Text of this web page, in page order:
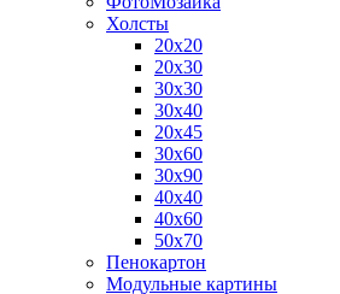
Холсты
20х20
20х30
30х30
30х40
20х45
30х60
30х90
40х40
40х60
50х70
Пенокартон
Модульные картины